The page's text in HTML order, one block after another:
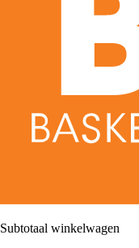
Subtotaal winkelwagen